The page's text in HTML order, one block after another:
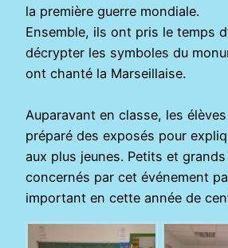
la première guerre mondiale.
Ensemble, ils ont pris le temps
décrypter les symboles du
ont chanté la Marseillaise.
Auparavant en classe, les
préparé des exposés pour
aux plus jeunes. Petits et
concernés par cet événement
important en cette année de